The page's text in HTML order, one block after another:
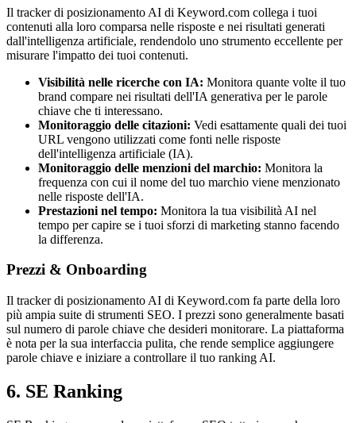
Il tracker di posizionamento AI di Keyword.com collega i tuoi
contenuti alla loro comparsa nelle risposte e nei risultati generati
dall'intelligenza artificiale, rendendolo uno strumento eccellente per
misurare l'impatto dei tuoi contenuti.
Visibilità nelle ricerche con IA: Monitora quante volte il tuo
brand compare nei risultati dell'IA generativa per le parole
chiave che ti interessano.
Monitoraggio delle citazioni: Vedi esattamente quali dei tuoi
URL vengono utilizzati come fonti nelle risposte
dell'intelligenza artificiale (IA).
Monitoraggio delle menzioni del marchio: Monitora la
frequenza con cui il nome del tuo marchio viene menzionato
nelle risposte dell'IA.
Prestazioni nel tempo: Monitora la tua visibilità AI nel
tempo per capire se i tuoi sforzi di marketing stanno facendo
la differenza.
Prezzi & Onboarding
Il tracker di posizionamento AI di Keyword.com fa parte della loro
più ampia suite di strumenti SEO. I prezzi sono generalmente basati
sul numero di parole chiave che desideri monitorare. La piattaforma
è nota per la sua interfaccia pulita, che rende semplice aggiungere
parole chiave e iniziare a controllare il tuo ranking AI.
6. SE Ranking